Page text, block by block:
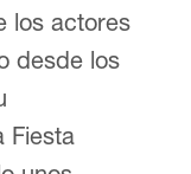
los actores
desde los
Fiesta